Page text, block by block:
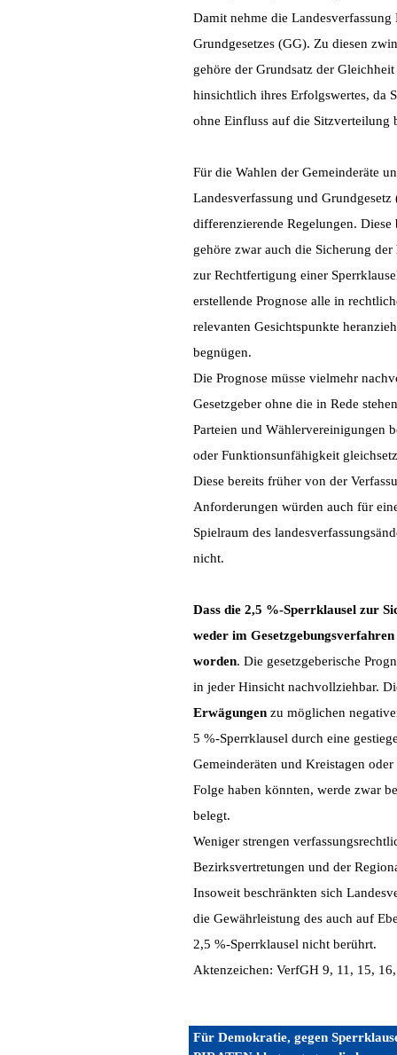
Damit nehme die
Grundgesetzes (GG). Zu diesen
gehöre der Grundsatz der
hinsichtlich ihres Erfolgswertes, da
ohne Einfluss auf die Sitzverteilung
Für die Wahlen der Gemeinderäte
Landesverfassung und
differenzierende Regelungen.
gehöre zwar auch die Sicherung der
zur Rechtfertigung einer
erstellende Prognose alle in
relevanten Gesichtspunkte
begnügen.
Die Prognose müsse vielmehr
Gesetzgeber ohne die in Rede
Parteien und Wählervereinigungen
oder Funktionsunfähigkeit
Diese bereits früher von der
Anforderungen würden auch für
Spielraum des
nicht.
Dass die 2,5 %-Sperrklausel zur
weder im
worden. Die gesetzgeberische
in jeder Hinsicht nachvollziehbar.
Erwägungen zu möglichen
5 %-Sperrklausel durch eine
Gemeinderäten und Kreistagen
Folge haben könnten, werde zwar
belegt.
Weniger strengen
Bezirksvertretungen und der
Insoweit beschränkten sich
die Gewährleistung des auch auf
2,5 %-Sperrklausel nicht berührt.
Aktenzeichen: VerfGH 9, 11, 15,
Für Demokratie, gegen